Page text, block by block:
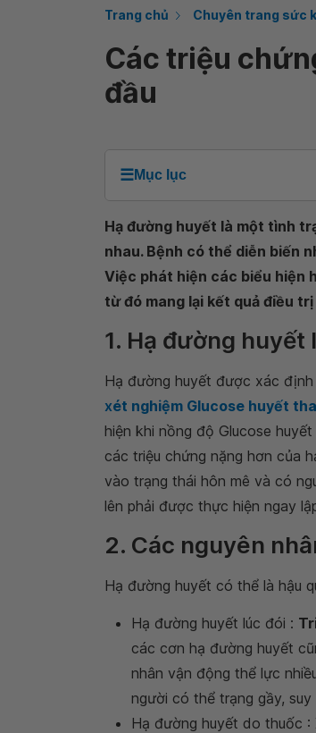
Trang chủ Chuyên trang sức
Các triệu
đầu
☰Mục lục
Hạ đường huyết là một tình
nhau. Bệnh có thể diễn biến
Việc phát hiện các biểu hiện
từ đó mang lại kết quả điều
1. Hạ đường huyết
Hạ đường huyết được xác
xét nghiệm Glucose huyết
hiện khi nồng độ Glucose
các triệu chứng nặng hơn của
vào trạng thái hôn mê và có
lên phải được thực hiện ngay
2. Các nguyên
Hạ đường huyết có thể là hậu
Hạ đường huyết lúc đói :
các cơn hạ đường huyết
nhân vận động thể lực
người có thể trạng gầy,
Hạ đường huyết do thuốc :